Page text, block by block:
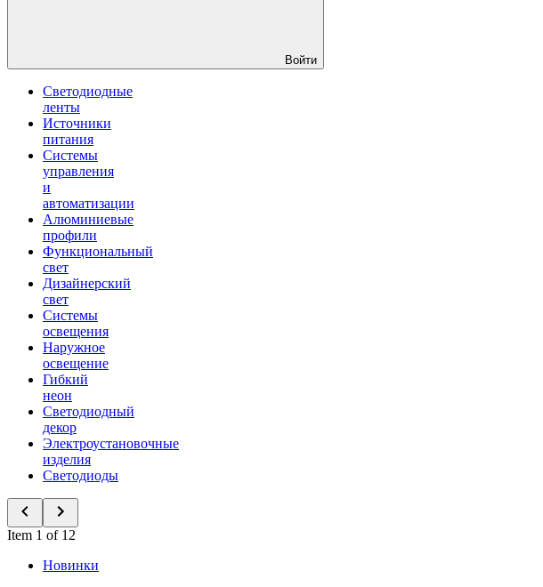
Войти
Светодиодные
ленты
Источники
питания
Системы
управления
и
автоматизации
Алюминиевые
профили
Функциональный
свет
Дизайнерский
свет
Системы
освещения
Наружное
освещение
Гибкий
неон
Светодиодный
декор
Электроустановочные
изделия
Светодиоды
Item 1 of 12
Новинки